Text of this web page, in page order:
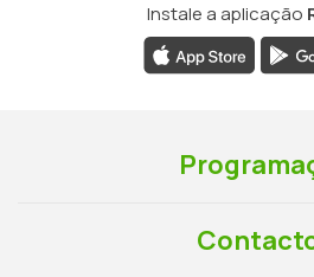
Instale a aplicação